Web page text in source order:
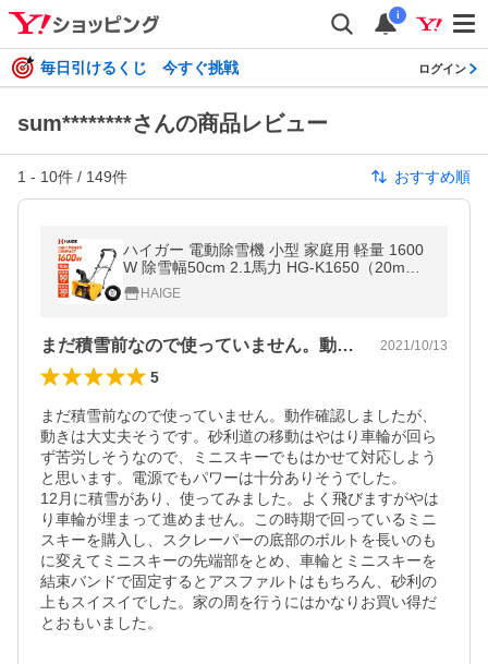
i
毎日引けるくじ 今すぐ挑戦 ログイン
sum********さんの商品レビュー
1 - 10件 / 149件 おすすめ順
ハイガー 電動除雪機 小型 家庭用 軽量 1600
W 除雪幅50cm 2.1馬力 HG-K1650（20m延
長コード付）1年保証
HAIGE
まだ積雪前なので使っていません。動作確… 2021/10/13
5
まだ積雪前なので使っていません。動作確認しましたが、
動きは大丈夫そうです。砂利道の移動はやはり車輪が回ら
ず苦労しそうなので、ミニスキーでもはかせて対応しよう
と思います。電源でもパワーは十分ありそうでした。
12月に積雪があり、使ってみました。よく飛びますがやは
り車輪が埋まって進めません。この時期で回っているミニ
スキーを購入し、スクレーパーの底部のボルトを長いのも
に変えてミニスキーの先端部をとめ、車輪とミニスキーを
結束バンドで固定するとアスファルトはもちろん、砂利の
上もスイスイでした。家の周を行うにはかなりお買い得だ
とおもいました。